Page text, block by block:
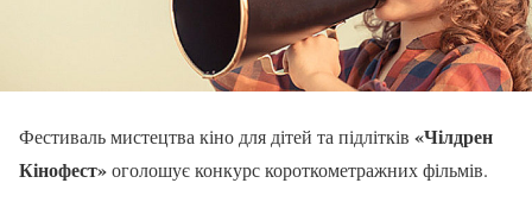
Фестиваль мистецтва кіно для дітей та підлітків «Чілдрен
Кінофест»оголошує конкурс короткометражних фільмів.